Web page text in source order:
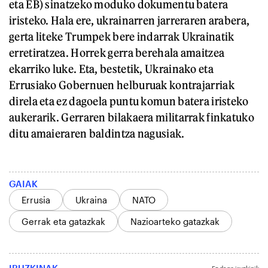
eta EB) sinatzeko moduko dokumentu batera
iristeko. Hala ere, ukrainarren jarreraren arabera,
gerta liteke Trumpek bere indarrak Ukrainatik
erretiratzea. Horrek gerra berehala amaitzea
ekarriko luke. Eta, bestetik, Ukrainako eta
Errusiako Gobernuen helburuak kontrajarriak
direla eta ez dagoela puntu komun batera iristeko
aukerarik. Gerraren bilakaera militarrak finkatuko
ditu amaieraren baldintza nagusiak.
GAIAK
Errusia
Ukraina
NATO
Gerrak eta gatazkak
Nazioarteko gatazkak